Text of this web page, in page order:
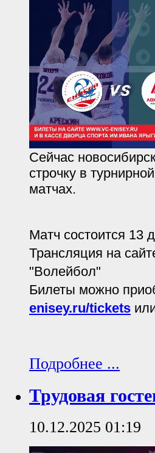
Сейчас
строчку в
матчах.
Матч состоится 13
Трансляция на
"Волейбол"
Билеты можно
enisey.ru/tickets
Подробнее ...
Трудовая
10.12.2025 01:19